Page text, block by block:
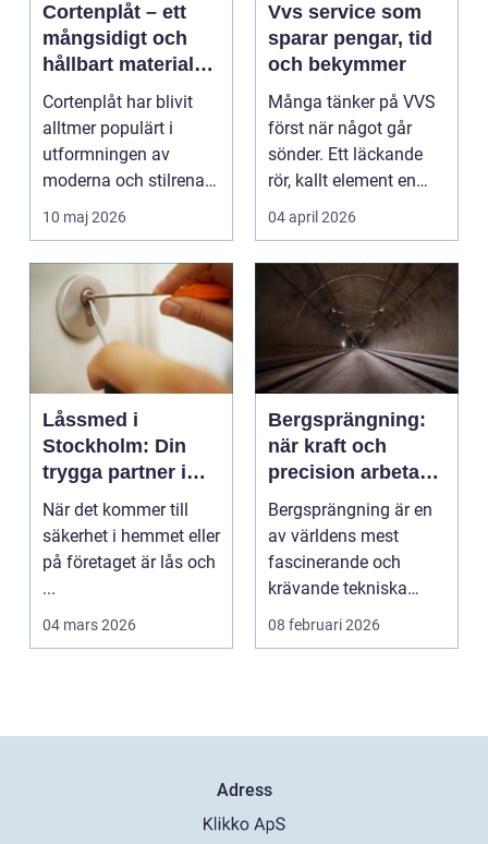
Cortenplåt – ett
mångsidigt och
hållbart material
för din trädgård
Cortenplåt har blivit
alltmer populärt i
utformningen av
moderna och stilrena
trädg&...
10 maj 2026
Vvs service som
sparar pengar, tid
och bekymmer
Många tänker på VVS
först när något går
sönder. Ett läckande
rör, kallt element en
vintermorgon elle...
04 april 2026
Låssmed i
Stockholm: Din
trygga partner i
huvudstaden
När det kommer till
säkerhet i hemmet eller
på företaget är lås och
...
04 mars 2026
Bergsprängning:
när kraft och
precision arbetar
tillsammans
Bergsprängning är en
av världens mest
fascinerande och
krävande tekniska
procedu...
08 februari 2026
Adress